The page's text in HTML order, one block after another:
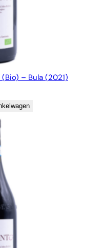
– Bula (2021)